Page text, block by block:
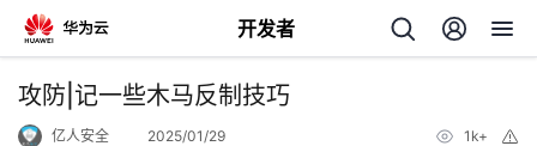
开发者
返
攻防|记一些木马反制技巧
亿人安全 2025/01/29 1k+